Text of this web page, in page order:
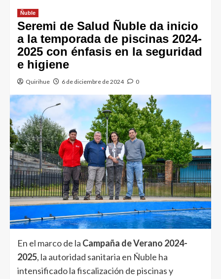
Ñuble
Seremi de Salud Ñuble da inicio
a la temporada de piscinas 2024-
2025 con énfasis en la seguridad
e higiene
Quirihue 6 de diciembre de 2024 0
En el marco de la Campaña de Verano 2024-
2025, la autoridad sanitaria en Ñuble ha
intensificado la fiscalización de piscinas y